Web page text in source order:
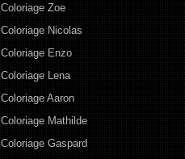
Coloriage Zoe
Coloriage Nicolas
Coloriage Enzo
Coloriage Lena
Coloriage Aaron
Coloriage Mathilde
Coloriage Gaspard